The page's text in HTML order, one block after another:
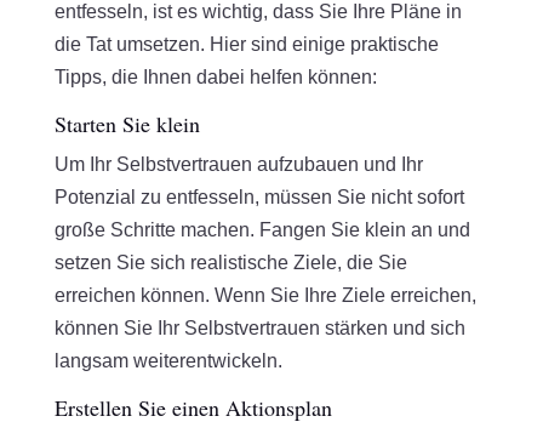
entfesseln, ist es wichtig, dass Sie Ihre Pläne in
die Tat umsetzen. Hier sind einige praktische
Tipps, die Ihnen dabei helfen können:
Starten Sie klein
Um Ihr Selbstvertrauen aufzubauen und Ihr
Potenzial zu entfesseln, müssen Sie nicht sofort
große Schritte machen. Fangen Sie klein an und
setzen Sie sich realistische Ziele, die Sie
erreichen können. Wenn Sie Ihre Ziele erreichen,
können Sie Ihr Selbstvertrauen stärken und sich
langsam weiterentwickeln.
Erstellen Sie einen Aktionsplan